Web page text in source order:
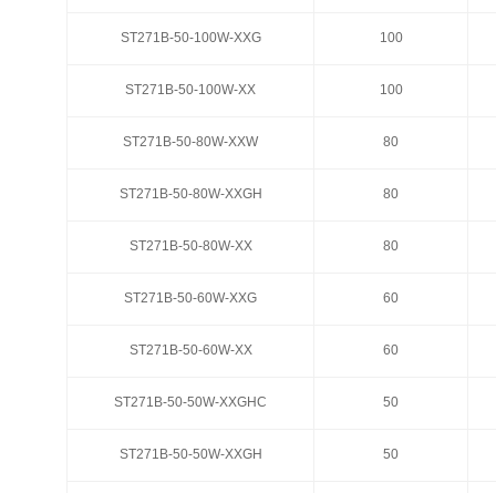
ST271B-50-100W-XXG 100
ST271B-50-100W-XX 100
ST271B-50-80W-XXW 80
ST271B-50-80W-XXGH 80
ST271B-50-80W-XX 80
ST271B-50-60W-XXG 60
ST271B-50-60W-XX 60
ST271B-50-50W-XXGHC 50
ST271B-50-50W-XXGH 50
ST271B-50-100W-XXG 100
ST271B-50-100W-XX 100
ST271B-50-80W-XXW 80
ST271B-50-80W-XXGH 80
ST271B-50-80W-XX 80
ST271B-50-60W-XXG 60
ST271B-50-60W-XX 60
ST271B-50-50W-XXGHC 50
ST271B-50-50W-XXGH 50